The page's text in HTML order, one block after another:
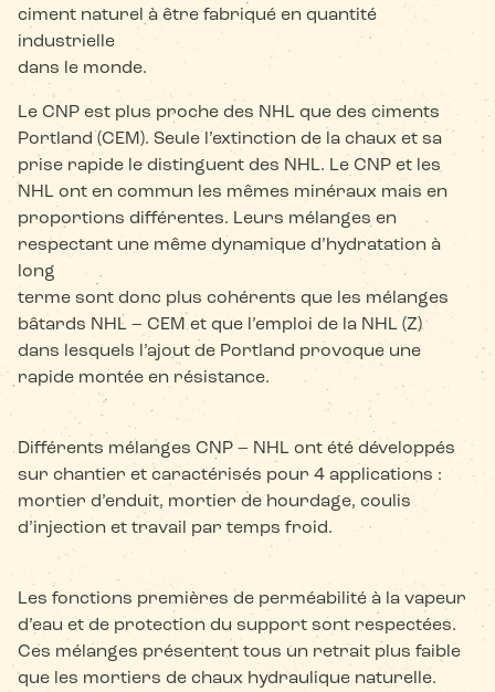
ciment naturel à être fabriqué en quantité
industrielle
dans le monde.
Le CNP est plus proche des NHL que des ciments
Portland (CEM). Seule l’extinction de la chaux et sa
prise rapide le distinguent des NHL. Le CNP et les
NHL ont en commun les mêmes minéraux mais en
proportions différentes. Leurs mélanges en
respectant une même dynamique d’hydratation à
long
terme sont donc plus cohérents que les mélanges
bâtards NHL – CEM et que l’emploi de la NHL (Z)
dans lesquels l’ajout de Portland provoque une
rapide montée en résistance.
Différents mélanges CNP – NHL ont été développés
sur chantier et caractérisés pour 4 applications :
mortier d’enduit, mortier de hourdage, coulis
d’injection et travail par temps froid.
Les fonctions premières de perméabilité à la vapeur
d’eau et de protection du support sont respectées.
Ces mélanges présentent tous un retrait plus faible
que les mortiers de chaux hydraulique naturelle.